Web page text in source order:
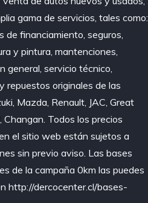
gama de servicios, tales como:
de financiamiento, seguros,
y pintura, mantenciones,
general, servicio técnico,
repuestos originales de las
Mazda, Renault, JAC, Great
Changan. Todos los precios
el sitio web están sujetos a
sin previo aviso. Las bases
de la campaña 0km las puedes
http://dercocenter.cl/bases-